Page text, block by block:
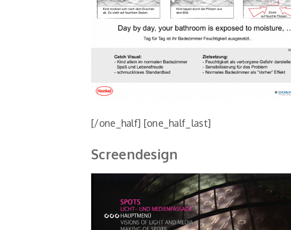
[/one_half] [one_half_last]
Screendesign